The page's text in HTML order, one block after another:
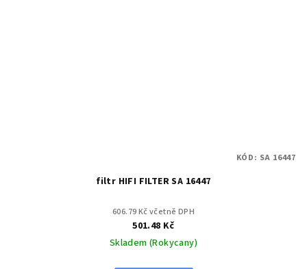
filtr HIFI FILTER SA 16447
606.79 Kč včetně DPH
501.48 Kč
Skladem (Rokycany)
KÓD: SA 16447